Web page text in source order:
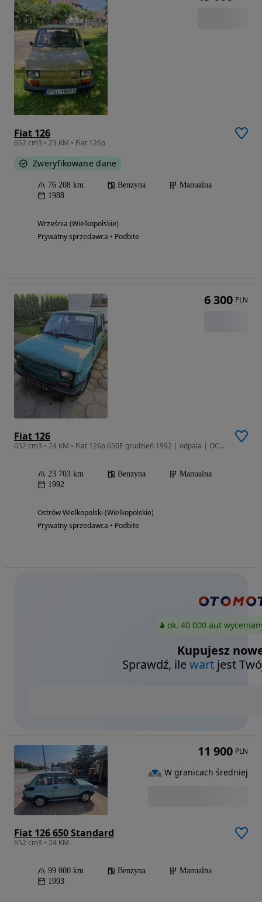
Fiat 126
652 cm3 • 23 KM • Fiat 126p
Zweryfikowane dane
76 208 km Benzyna
Manualna
1988
Września (Wielkopolskie)
Prywatny sprzedawca • Podbite
Fiat 126
652 cm3 • 24 KM • Fiat 126p 650E grudzień 1992 | odpala | OC | dodatkowy silnik i części
23 703 km Benzyna
Manualna
1992
Ostrów Wielkopolski (Wielkopolskie)
Prywatny sprzedawca • Podbite
6 300 PLN
ok. 40 000 aut
Kupujesz
Sprawdź, ilewart jest
Fiat 126 650 Standard
652 cm3 • 24 KM
99 000 km Benzyna
Manualna
1993
11 900 PLN
W granicach średniej